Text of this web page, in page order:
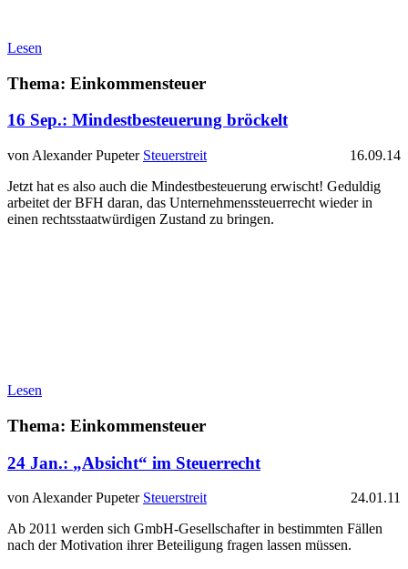
Lesen
Thema: Einkommensteuer
16 Sep.: Mindestbesteuerung bröckelt
von Alexander Pupeter Steuerstreit
16.09.14
Jetzt hat es also auch die Mindestbesteuerung erwischt! Geduldig
arbeitet der BFH daran, das Unternehmenssteuerrecht wieder in
einen rechtsstaatwürdigen Zustand zu bringen.
Lesen
Thema: Einkommensteuer
24 Jan.: „Absicht“ im Steuerrecht
von Alexander Pupeter Steuerstreit
24.01.11
Ab 2011 werden sich GmbH-Gesellschafter in bestimmten Fällen
nach der Motivation ihrer Beteiligung fragen lassen müssen.